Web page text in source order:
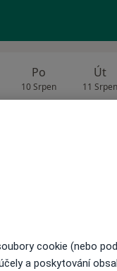
Po
10 Srpen
Út
11 Srpen
cookie (nebo
a poskytování